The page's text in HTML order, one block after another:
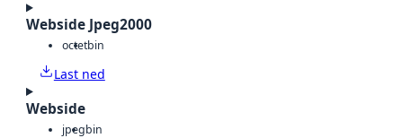
Webside Jpeg2000
octetbin
Last ned
Webside
jpegbin